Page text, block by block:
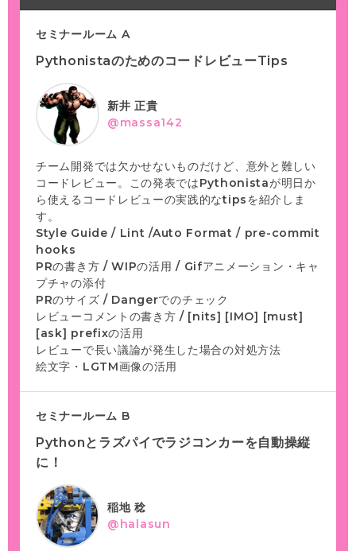
セミナールーム A
PythonistaのためのコードレビューTips
新井 正貴
@massa142
チーム開発では欠かせないものだけど、意外と難しい
コードレビュー。この発表ではPythonistaが明日か
ら使えるコードレビューの実践的なtipsを紹介しま
す。
Style Guide / Lint /Auto Format / pre-commit
hooks
PRの書き方 / WIPの活用 / Gifアニメーション・キャ
プチャの添付
PRのサイズ / Dangerでのチェック
レビューコメントの書き方 / [nits] [IMO] [must]
[ask] prefixの活用
レビューで長い議論が発生した場合の対処方法
絵文字・LGTM画像の活用
セミナールーム B
Pythonとラズパイでラジコンカーを自動操縦
に！
稲地 稔
@halasun